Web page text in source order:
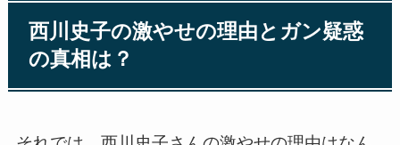
西川史子の激やせの理由とガン疑惑
の真相は？